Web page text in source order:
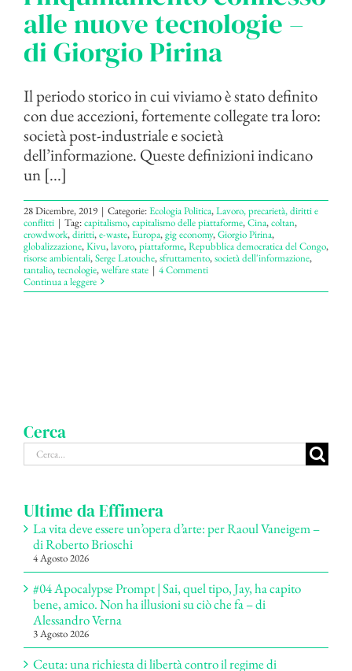
alle nuove tecnologie –
di Giorgio Pirina
Il periodo storico in cui viviamo è stato definito
con due accezioni, fortemente collegate tra loro:
società post-industriale e società
dell’informazione. Queste definizioni indicano
un [...]
28 Dicembre, 2019 | Categorie:Ecologia Politica,Lavoro, precarietà, diritti e
conflitti | Tag:capitalismo,capitalismo delle piattaforme,Cina,coltan,
crowdwork,diritti,e-waste,Europa,gig economy,Giorgio Pirina,
globalizzazione,Kivu,lavoro,piattaforme,Repubblica democratica del Congo,
risorse ambientali,Serge Latouche,sfruttamento,società dell'informazione,
tantalio,tecnologie,welfare state | 4 Commenti
Continua a leggere
Cerca
Cerca
per:
Ultime da Effimera
La vita deve essere un’opera d’arte: per Raoul Vaneigem –
di Roberto Brioschi
4 Agosto 2026
#04 Apocalypse Prompt | Sai, quel tipo, Jay, ha capito
bene, amico. Non ha illusioni su ciò che fa – di
Alessandro Verna
3 Agosto 2026
Ceuta: una richiesta di libertà contro il regime di